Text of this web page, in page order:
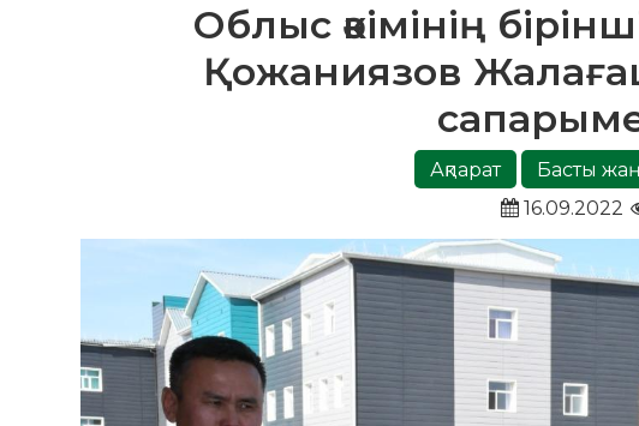
Облыс әкімінің
Қожаниязов
Ақпарат Басты
16.09.2022